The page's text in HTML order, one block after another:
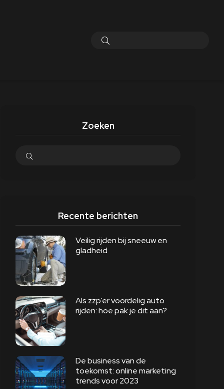
Zoeken
Recente berichten
Veilig rijden bij sneeuw en
gladheid
Als zzp’er voordelig auto
rijden: hoe pak je dit aan?
De business van de
toekomst: online marketing
trends voor 2023